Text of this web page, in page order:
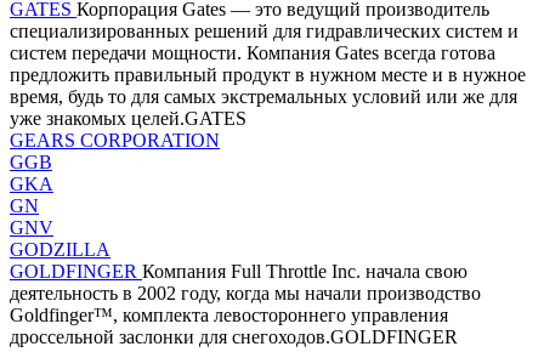
GATES Корпорация Gates — это ведущий производитель
специализированных решений для гидравлических систем и
систем передачи мощности. Компания Gates всегда готова
предложить правильный продукт в нужном месте и в нужное
время, будь то для самых экстремальных условий или же для
уже знакомых целей.GATES
GEARS CORPORATION
GGB
GKA
GN
GNV
GODZILLA
GOLDFINGER Компания Full Throttle Inc. начала свою
деятельность в 2002 году, когда мы начали производство
Goldfinger™, комплекта левостороннего управления
дроссельной заслонки для снегоходов.GOLDFINGER